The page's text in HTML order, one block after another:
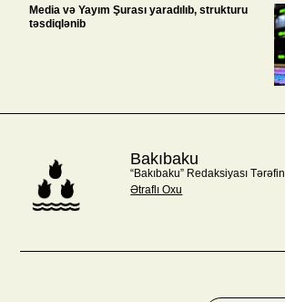
Media və Yayım Şurası yaradılıb, strukturu
təsdiqlənib
Bakıbaku
“Bakıbaku” Redaksiyası
Ətraflı Oxu